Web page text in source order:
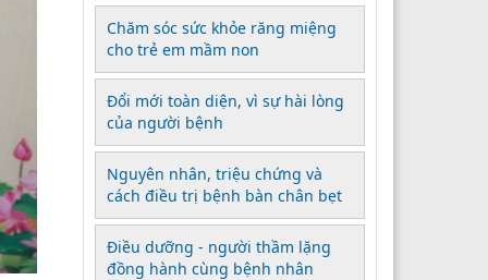
Chăm sóc sức khỏe răng miệng
cho trẻ em mầm non
Đổi mới toàn diện, vì sự hài lòng
của người bệnh
Nguyên nhân, triệu chứng và
cách điều trị bệnh bàn chân bẹt
Điều dưỡng - người thầm lặng
đồng hành cùng bệnh nhân